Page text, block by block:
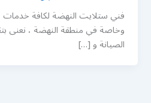
فني ستلايت النهضة لكافة خدمات
وخاصة في منطقة النهضة ، نعنى
الصيانة و […]